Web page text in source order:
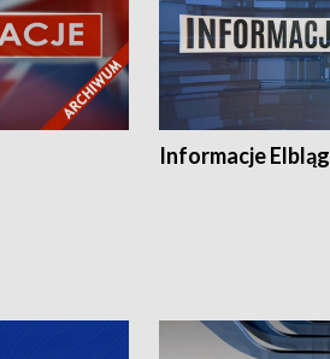
Informacje Elbląg